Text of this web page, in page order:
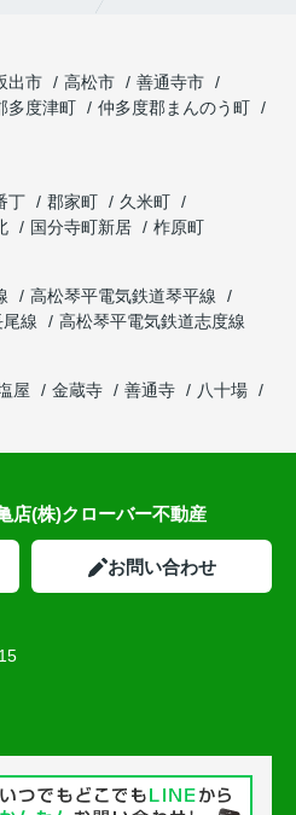
出市 高松市
善通寺市
多度津町
仲多度郡まんのう町
丁 郡家町
久米町
国分寺町新居
柞原町
高松琴平電気鉄道琴平線
線
高松琴平電気鉄道志度線
屋 金蔵寺 善通寺
八十場
店(株)クローバー不動産
お問い合わせ